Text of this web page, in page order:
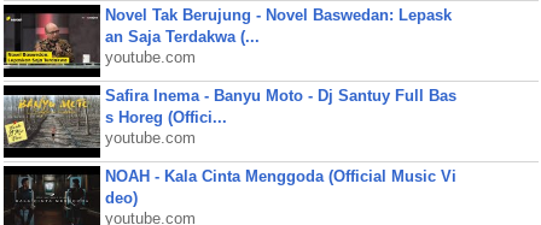
Novel Tak Berujung - Novel Baswedan: Lepask
an Saja Terdakwa (...
youtube.com
Safira Inema - Banyu Moto - Dj Santuy Full Bas
s Horeg (Offici...
youtube.com
NOAH - Kala Cinta Menggoda (Official Music Vi
deo)
youtube.com